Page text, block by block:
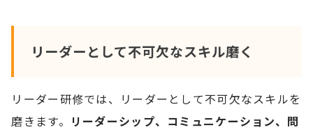
リーダーとして不可欠なスキル磨く
リーダー研修では、リーダーとして不可欠なスキルを
磨きます。 リーダーシップ、コミュニケーション、問